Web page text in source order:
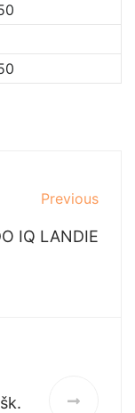
Previous
IQ LANDIE